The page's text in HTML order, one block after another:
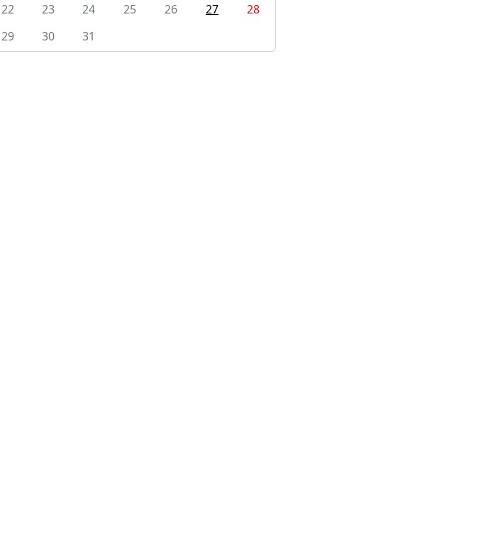
22
23 24 25 26 27
28
29
30 31